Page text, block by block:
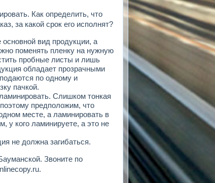
Как определить, что
за какой срок его исполнят?
вид продукции, а
поменять пленку на нужную
пробные листы и лишь
обладает прозрачными
по одному и
пачкой.
Слишком тонкая
предположим, что
месте, а ламинировать в
у кого ламинируете, а это не
не должна загибаться.
Звоните по